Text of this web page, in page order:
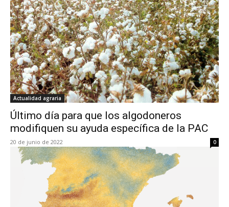
Actualidad agraria
Último día para que los algodoneros
modifiquen su ayuda específica de la PAC
20 de junio de 2022 0